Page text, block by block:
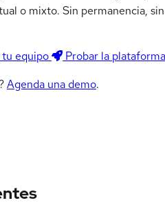
o mixto. Sin permanencia, sin
equipo
Probar la plataforma
Agenda una demo.